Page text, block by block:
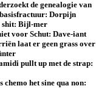
de genealogie van
Dorpijn
shit: Bijl-mer
voor Schut: Dave-iant
laat er geen grass over
pullt up met de strap:
chemo het sine qua non: